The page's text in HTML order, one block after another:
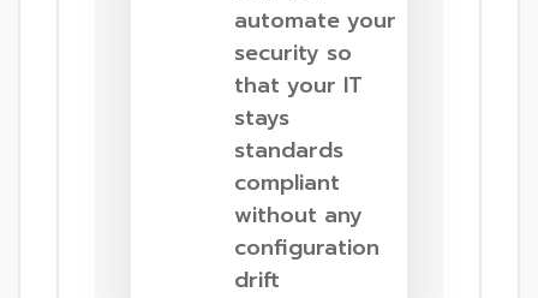
automate your
security so
that your IT
stays
standards
compliant
without any
configuration
drift